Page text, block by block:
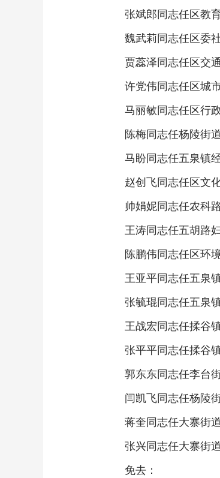
张斌郎同志任区教
魏武莉同志任区委
贾蕊泽同志任区交
许党伟同志任区城
马丽敏同志任区行
陈梅同志任杨陵街
马盼同志任五泉镇
赵创飞同志任区文
帅娟妮同志任农科
王涛同志任五胡路
陈鹏伟同志任区环
王亚平同志任五泉
张毓琨同志任五泉
王战宏同志任揉谷
张平平同志任揉谷
郭东东同志任李台
闫凯飞同志任杨陵
蒋奎同志任大寨街
张兴同志任大寨街
免去：